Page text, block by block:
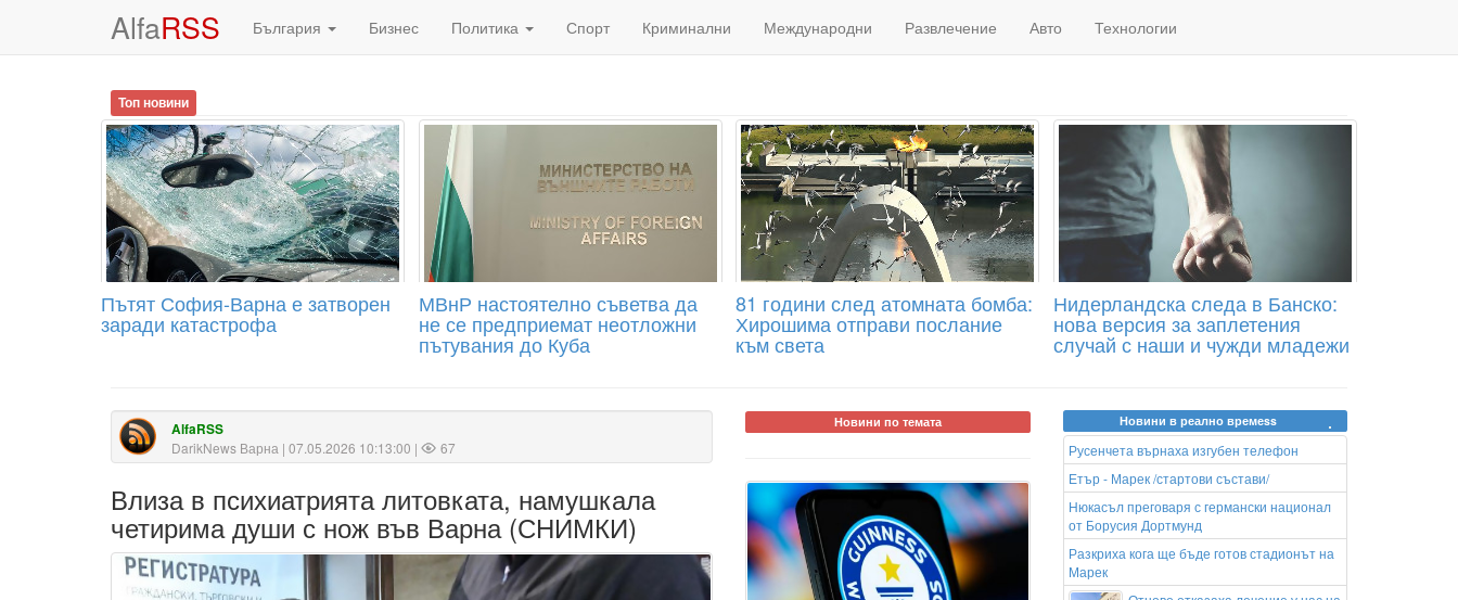
AlfaRSS България Бизнес Политика Спорт Криминални Международни Развлечение Авто Технологии
Топ новини
Пътят София-Варна е затворен
заради катастрофа
МВнР настоятелно съветва да
не се предприемат неотложни
пътувания до Куба
81 години след атомната бомба:
Хирошима отправи послание
към света
Нидерландска следа в Банско:
нова версия за заплетения
случай с наши и чужди младежи
AlfaRSS
DarikNews Варна | 07.05.2026 10:13:00 | 67
Влиза в психиатрията литовката, намушкала
четирима души с нож във Варна (СНИМКИ)
Новини по темата Новини в реално времеss
Русенчета върнаха изгубен телефон
Етър - Марек /стартови състави/
Нюкасъл преговаря с германски национал
от Борусия Дортмунд
Разкриха кога ще бъде готов стадионът на
Марек